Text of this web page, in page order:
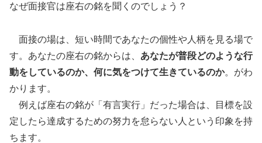
なぜ面接官は座右の銘を聞くのでしょう？
面接の場は、短い時間であなたの個性や人柄を見る場で
す。あなたの座右の銘からは、 あなたが普段どのような行
動をしているのか、何に気をつけて生きているのか。がわ
かります。
例えば座右の銘が「有言実行」だった場合は、目標を設
定したら達成するための努力を怠らない人という印象を持
ちます。